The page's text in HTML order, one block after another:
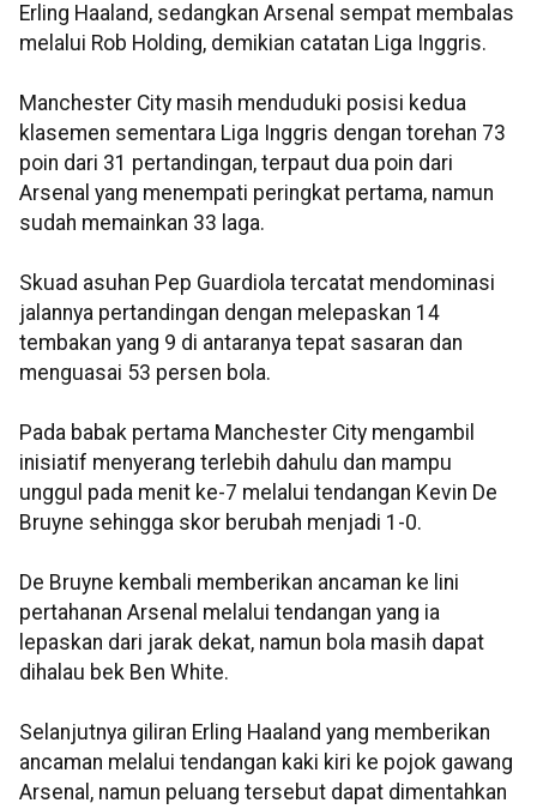
Erling Haaland, sedangkan Arsenal sempat membalas
melalui Rob Holding, demikian catatan Liga Inggris.
Manchester City masih menduduki posisi kedua
klasemen sementara Liga Inggris dengan torehan 73
poin dari 31 pertandingan, terpaut dua poin dari
Arsenal yang menempati peringkat pertama, namun
sudah memainkan 33 laga.
Skuad asuhan Pep Guardiola tercatat mendominasi
jalannya pertandingan dengan melepaskan 14
tembakan yang 9 di antaranya tepat sasaran dan
menguasai 53 persen bola.
Pada babak pertama Manchester City mengambil
inisiatif menyerang terlebih dahulu dan mampu
unggul pada menit ke-7 melalui tendangan Kevin De
Bruyne sehingga skor berubah menjadi 1-0.
De Bruyne kembali memberikan ancaman ke lini
pertahanan Arsenal melalui tendangan yang ia
lepaskan dari jarak dekat, namun bola masih dapat
dihalau bek Ben White.
Selanjutnya giliran Erling Haaland yang memberikan
ancaman melalui tendangan kaki kiri ke pojok gawang
Arsenal, namun peluang tersebut dapat dimentahkan